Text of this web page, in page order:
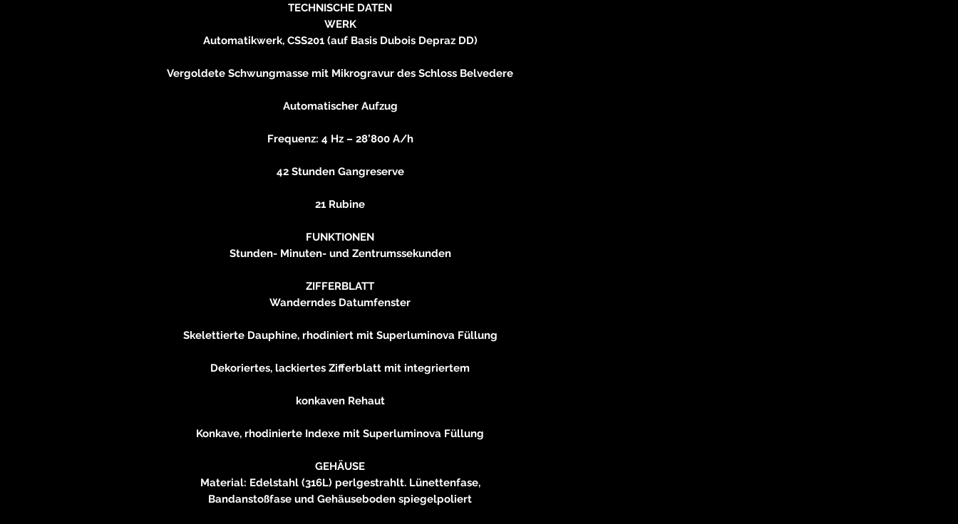
TECHNISCHE DATEN
WERK
Automatikwerk, CSS201 (auf Basis Dubois Depraz DD)
Vergoldete Schwungmasse mit Mikrogravur des Schloss Belvedere
Automatischer Aufzug
Frequenz: 4 Hz – 28’800 A/h
42 Stunden Gangreserve
21 Rubine
FUNKTIONEN
Stunden- Minuten- und Zentrumssekunden
ZIFFERBLATT
Wanderndes Datumfenster
Skelettierte Dauphine, rhodiniert mit Superluminova Füllung
Dekoriertes, lackiertes Zifferblatt mit integriertem
konkaven Rehaut
Konkave, rhodinierte Indexe mit Superluminova Füllung
GEHÄUSE
Material: Edelstahl (316L) perlgestrahlt. Lünettenfase,
Bandanstoßfase und Gehäuseboden spiegelpoliert